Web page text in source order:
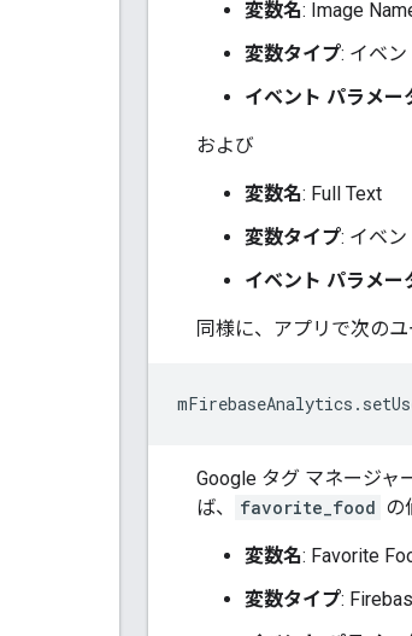
変数名: Image
変数タイプ: イベ
イベント パラメー
および
変数名: Full Text
変数タイプ: イベ
イベント パラメー
同様に、アプリで次の
mFirebaseAnalytics .
Google タグ マネージャ
ば、
favorite_food の
変数名: Favorite
変数タイプ: